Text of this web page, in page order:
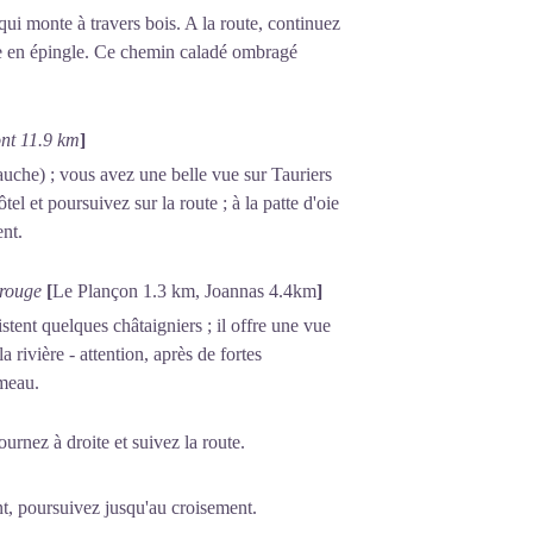
monte à travers bois. A la route, continuez
épingle. Ce chemin caladé ombragé
11.9 km]
; vous avez une belle vue sur Tauriers
et poursuivez sur la route ; à la patte d'oie
[Le Plançon 1.3 km, Joannas 4.4km]
quelques châtaigniers ; il offre une vue
rivière - attention, après de fortes
à droite et suivez la route.
poursuivez jusqu'au croisement.